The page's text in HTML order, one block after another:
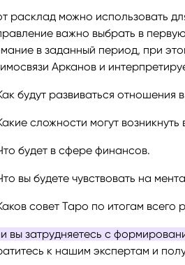
расклад можно использовать
важно выбрать в
в заданный период, при
Арканов и
будут развиваться
сложности могут
будет в сфере финансов.
вы будете чувствовать на
совет Таро по итогам всего
вы затрудняетесь с
к нашим экспертам и